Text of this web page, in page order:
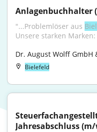
Anlagenbuchhalter
"...Problemlöser aus
Unsere starken
Dr. August Wolff GmbH
Bielefeld
Jahresabschluss